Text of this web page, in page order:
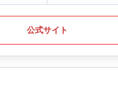
公式サイト